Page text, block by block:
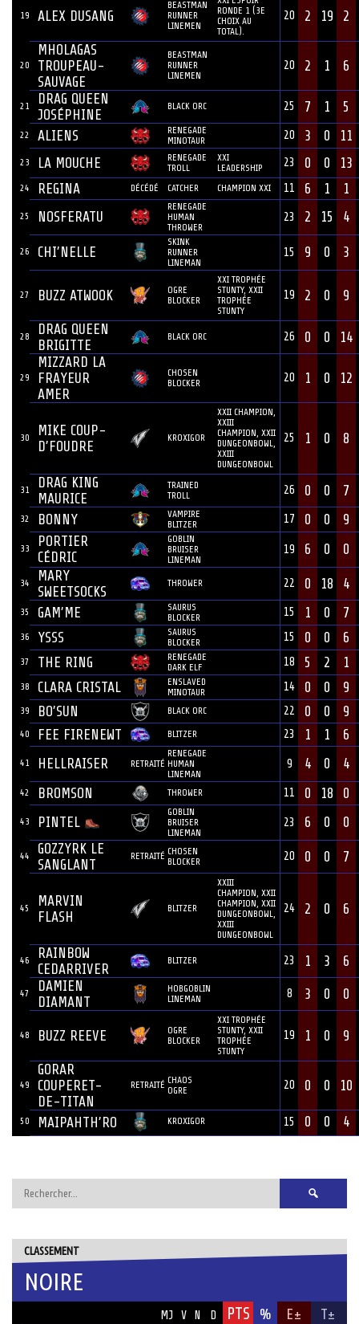
19 ALEX DUSANG
BEASTMAN
RUNNER
LINEMEN
RONDE 1 (3E
CHOIX AU
TOTAL).
20 2 19 2
20
MHOLAGAS
TROUPEAU-
SAUVAGE
BEASTMAN
RUNNER
LINEMEN
20 2 1 6
21
DRAG QUEEN
JOSÉPHINE
BLACK ORC 25 7 1 5
22 ALIENS
RENEGADE
MINOTAUR
20 3 0 11
23 LA MOUCHE
RENEGADE
TROLL
XXI
LEADERSHIP
23 0 0 13
24 REGINA DÉCÉDÉ CATCHER CHAMPION XXI 11 6 1 1
25 NOSFERATU
RENEGADE
HUMAN
THROWER
23 2 15 4
26 CHI’NELLE
SKINK
RUNNER
LINEMAN
15 9 0 3
27 BUZZ ATWOOK
OGRE
BLOCKER
XXI TROPHÉE
STUNTY, XXII
TROPHÉE
STUNTY
19 2 0 9
28
DRAG QUEEN
BRIGITTE
BLACK ORC 26 0 0 14
29
MIZZARD LA
FRAYEUR
AMER
CHOSEN
BLOCKER
20 1 0 12
30
MIKE COUP-
D’FOUDRE
KROXIGOR
XXII CHAMPION,
XXIII
CHAMPION, XXII
DUNGEONBOWL,
XXIII
DUNGEONBOWL
25 1 0 8
31
DRAG KING
MAURICE
TRAINED
TROLL
26 0 0 7
32 BONNY
VAMPIRE
BLITZER
17 0 0 9
33
PORTIER
CÉDRIC
GOBLIN
BRUISER
LINEMAN
19 6 0 0
34
MARY
SWEETSOCKS
THROWER 22 0 18 4
35 GAM’ME
SAURUS
BLOCKER
15 1 0 7
36 YSSS
SAURUS
BLOCKER
15 0 0 6
37 THE RING
RENEGADE
DARK ELF
18 5 2 1
38 CLARA CRISTAL
ENSLAVED
MINOTAUR
14 0 0 9
39 BO’SUN BLACK ORC 22 0 0 9
40 FEE FIRENEWT BLITZER 23 1 1 6
41 HELLRAISER RETRAITÉ
RENEGADE
HUMAN
LINEMAN
9 4 0 4
42 BROMSON THROWER 11 0 18 0
43 PINTEL
GOBLIN
BRUISER
LINEMAN
23 6 0 0
44
GOZZYRK LE
SANGLANT
RETRAITÉ CHOSEN
BLOCKER
20 0 0 7
45
MARVIN
FLASH
BLITZER
XXIII
CHAMPION, XXII
CHAMPION, XXII
DUNGEONBOWL,
XXIII
DUNGEONBOWL
24 2 0 6
46
RAINBOW
CEDARRIVER
BLITZER 23 1 3 6
47
DAMIEN
DIAMANT
HOBGOBLIN
LINEMAN
8 3 0 0
48 BUZZ REEVE
OGRE
BLOCKER
XXI TROPHÉE
STUNTY, XXII
TROPHÉE
STUNTY
19 1 0 9
49
GORAR
COUPERET-
DE-TITAN
RETRAITÉ CHAOS
OGRE
20 0 0 10
50 MAIPAHTH’RO KROXIGOR 15 0 0 4
Rechercher :
CLASSEMENT
NOIRE
MJ V N D PTS % E± T±